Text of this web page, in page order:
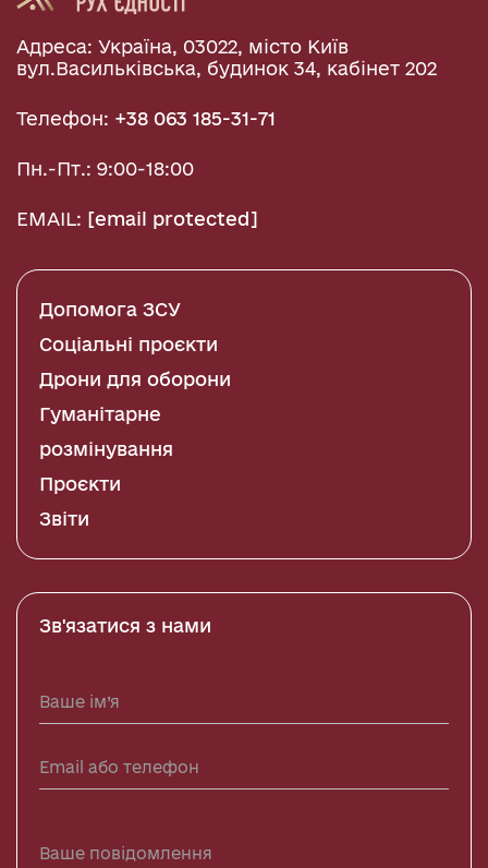
Адреса: Україна, 03022, місто Київ
вул.Васильківська, будинок 34, кабінет 202
Телефон: +38 063 185-31-71
Пн.-Пт.: 9:00-18:00
EMAIL: [email protected]
Допомога ЗСУ
Соціальні проєкти
Дрони для оборони
Гуманітарне
розмінування
Проєкти
Звіти
Зв'язатися з нами